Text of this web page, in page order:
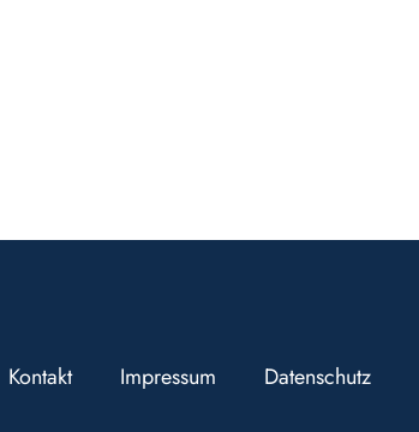
Kontakt Impressum Datenschutz